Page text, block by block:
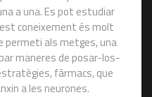
a una. Es pot estudiar
coneixement és molt
permeti als metges, una
maneres de posar-los-
fàrmacs, que
a les neurones.